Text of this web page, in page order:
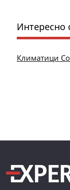
Интересно
Климатици